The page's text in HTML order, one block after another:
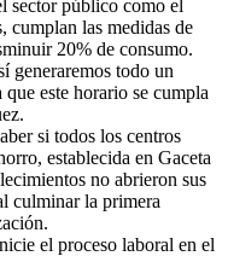
sector público como el
cumplan las medidas de
20% de consumo.
generaremos todo un
este horario se cumpla
si todos los centros
establecida en Gaceta
no abrieron sus
culminar la primera
el proceso laboral en el